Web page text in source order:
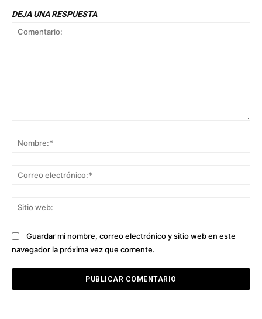
DEJA UNA RESPUESTA
Guardar mi nombre, correo electrónico y sitio web en este
navegador la próxima vez que comente.